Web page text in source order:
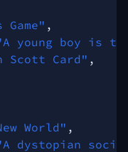
,
young boy is
Scott Card" ,
World" ,
dystopian